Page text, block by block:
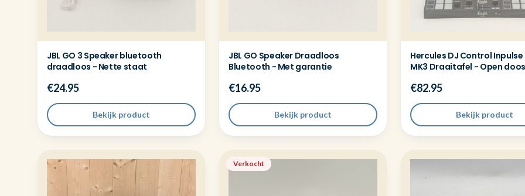
JBL GO 3 Speaker bluetooth
draadloos - Nette staat
€24.95
Bekijk product
JBL GO Speaker Draadloos
Bluetooth - Met garantie
€16.95
Bekijk product
Hercules DJ Control
MK3 Draaitafel - Open doos
€82.95
Bekijk product
Verkocht